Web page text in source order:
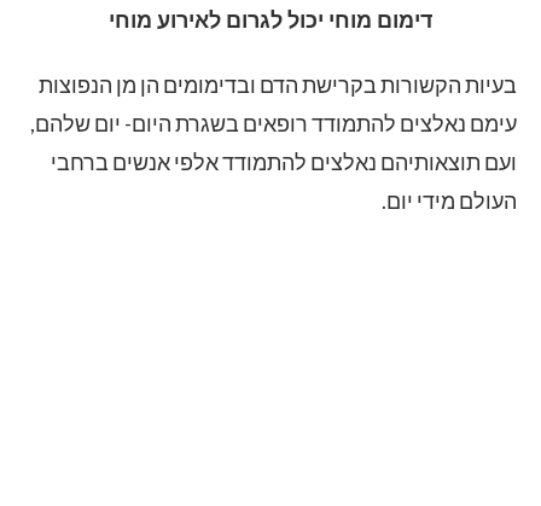
דימום מוחי יכול לגרום לאירוע מוחי
בעיות הקשורות בקרישת הדם ובדימומים הן מן הנפוצות
עימם נאלצים להתמודד רופאים בשגרת היום- יום שלהם,
ועם תוצאותיהם נאלצים להתמודד אלפי אנשים ברחבי
העולם מידי יום.